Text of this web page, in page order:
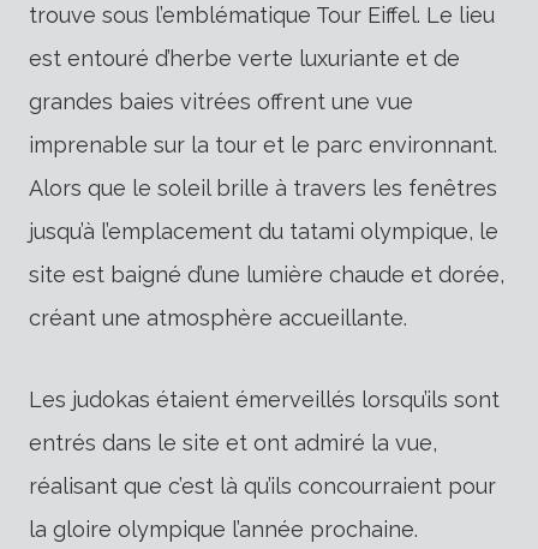
trouve sous l’emblématique Tour Eiffel. Le lieu
est entouré d’herbe verte luxuriante et de
grandes baies vitrées offrent une vue
imprenable sur la tour et le parc environnant.
Alors que le soleil brille à travers les fenêtres
jusqu’à l’emplacement du tatami olympique, le
site est baigné d’une lumière chaude et dorée,
créant une atmosphère accueillante.
Les judokas étaient émerveillés lorsqu’ils sont
entrés dans le site et ont admiré la vue,
réalisant que c’est là qu’ils concourraient pour
la gloire olympique l’année prochaine.